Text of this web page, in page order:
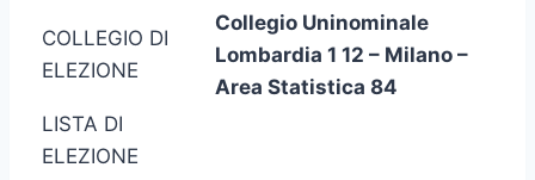
COLLEGIO DI
ELEZIONE
Collegio Uninominale
Lombardia 1 12 – Milano –
Area Statistica 84
LISTA DI
ELEZIONE